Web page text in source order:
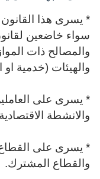
* يسرى هذا القانون
والمصالح ذات
والهيئات (خدمية او
* يسرى على
والانشطة
* يسرى على القطاع
والقطاع المشترك.